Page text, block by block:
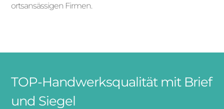
ortsansässigen Firmen.
TOP-Handwerksqualität mit Brief
und Siegel